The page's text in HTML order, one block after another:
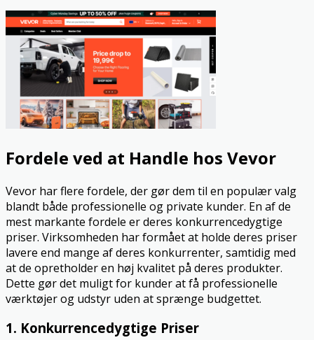
Fordele ved at Handle hos Vevor
Vevor har flere fordele, der gør dem til en populær valg
blandt både professionelle og private kunder. En af de
mest markante fordele er deres konkurrencedygtige
priser. Virksomheden har formået at holde deres priser
lavere end mange af deres konkurrenter, samtidig med
at de opretholder en høj kvalitet på deres produkter.
Dette gør det muligt for kunder at få professionelle
værktøjer og udstyr uden at sprænge budgettet.
1. Konkurrencedygtige Priser